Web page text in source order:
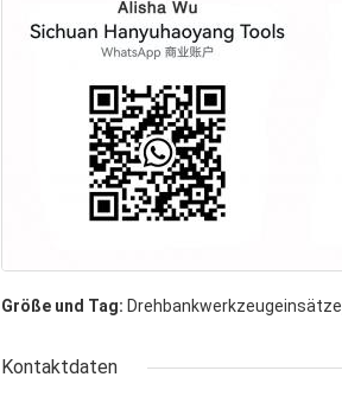
Größe und Tag: Drehbankwerkzeugeinsätze
Kontaktdaten